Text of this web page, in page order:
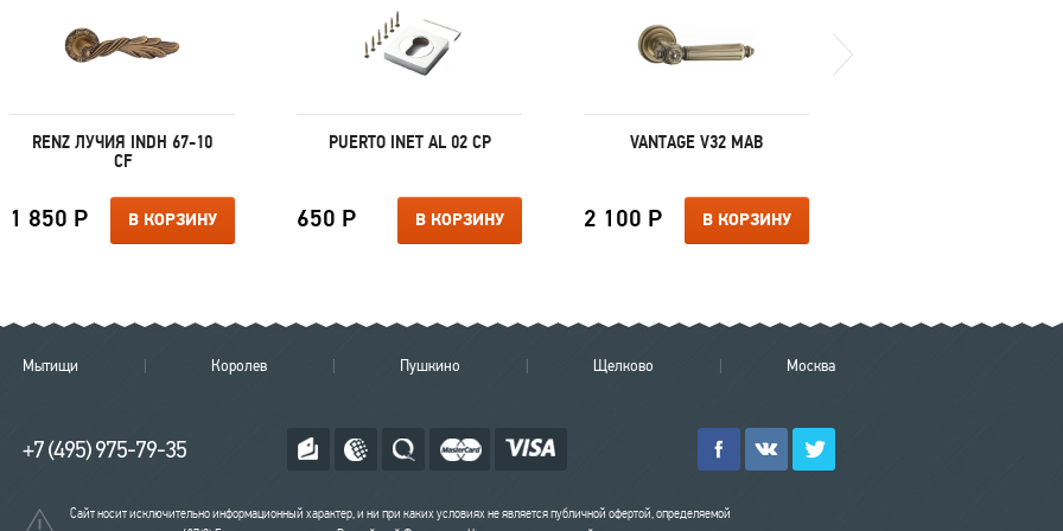
RENZ ЛУЧИЯ INDH 67-10
CF
1 850 Р В КОРЗИНУ
PUERTO INET AL 02 CP
650 Р В КОРЗИНУ
VANTAGE V32 MAB
2 100 Р В КОРЗИНУ
Мытищи Королев Пушкино Щелково Москва
+7 (495) 975-79-35
Сайт носит исключительно информационный характер, и ни при каких условиях не является публичной офертой, определяемой